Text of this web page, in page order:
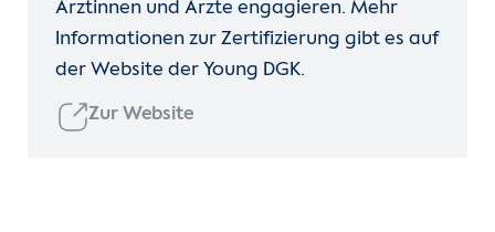
Ärztinnen und Ärzte engagieren. Mehr
Informationen zur Zertifizierung gibt es auf
der Website der Young DGK.
Zur Website